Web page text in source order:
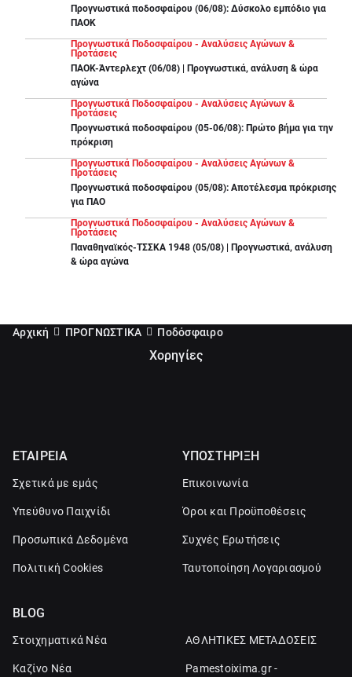
Προγνωστικά ποδοσφαίρου (06/08): Δύσκολο εμπόδιο για
ΠΑΟΚ
Προγνωστικά Ποδοσφαίρου - Αναλύσεις Αγώνων &
Προτάσεις
ΠΑΟΚ-Άντερλεχτ (06/08) | Προγνωστικά, ανάλυση & ώρα
αγώνα
Προγνωστικά Ποδοσφαίρου - Αναλύσεις Αγώνων &
Προτάσεις
Προγνωστικά ποδοσφαίρου (05-06/08): Πρώτο βήμα για την
πρόκριση
Προγνωστικά Ποδοσφαίρου - Αναλύσεις Αγώνων &
Προτάσεις
Προγνωστικά ποδοσφαίρου (05/08): Αποτέλεσμα πρόκρισης
για ΠΑΟ
Προγνωστικά Ποδοσφαίρου - Αναλύσεις Αγώνων &
Προτάσεις
Παναθηναϊκός-ΤΣΣΚΑ 1948 (05/08) | Προγνωστικά, ανάλυση
& ώρα αγώνα
Αρχική ΠΡΟΓΝΩΣΤΙΚΑ Ποδόσφαιρο
Χορηγίες
ΕΤΑΙΡΕΙΑ
Σχετικά με εμάς
Υπεύθυνο Παιχνίδι
Προσωπικά Δεδομένα
Πολιτική Cookies
ΥΠΟΣΤΗΡΙΞΗ
Επικοινωνία
Όροι και Προϋποθέσεις
Συχνές Ερωτήσεις
Ταυτοποίηση Λογαριασμού
BLOG
Στοιχηματικά Νέα
Καζίνο Νέα
ΑΘΛΗΤΙΚΕΣ ΜΕΤΑΔΟΣΕΙΣ
Pamestoixima.gr -